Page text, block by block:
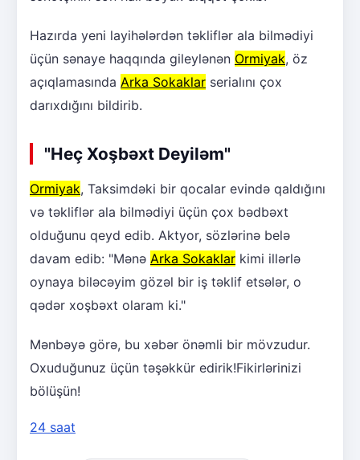
Hazırda yeni layihələrdən təkliflər ala bilmədiyi
üçün sənaye haqqında gileylənən Ormiyak, öz
açıqlamasında Arka Sokaklar serialını çox
darıxdığını bildirib.
"Heç Xoşbəxt Deyiləm"
Ormiyak, Taksimdəki bir qocalar evində qaldığını
və təkliflər ala bilmədiyi üçün çox bədbəxt
olduğunu qeyd edib. Aktyor, sözlərinə belə
davam edib: "Mənə Arka Sokaklar kimi illərlə
oynaya biləcəyim gözəl bir iş təklif etsələr, o
qədər xoşbəxt olaram ki."
Mənbəyə görə, bu xəbər önəmli bir mövzudur.
Oxuduğunuz üçün təşəkkür edirik!Fikirlərinizi
bölüşün!
24 saat